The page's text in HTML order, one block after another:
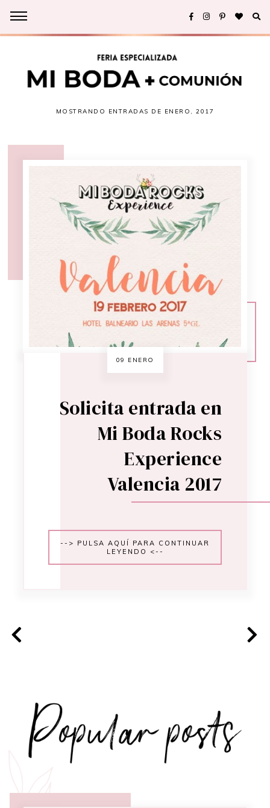
MOSTRANDO ENTRADAS DE ENERO, 2017
09 ENERO
Solicita entrada en
Mi Boda Rocks
Experience
Valencia 2017
--> PULSA AQUÍ PARA CONTINUAR
LEYENDO <--